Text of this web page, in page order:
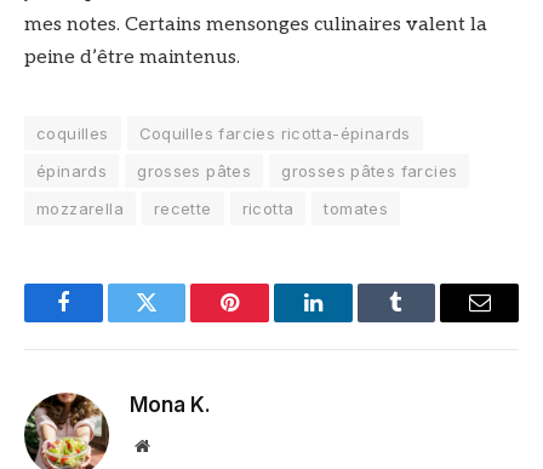
mes notes. Certains mensonges culinaires valent la
peine d’être maintenus.
coquilles
Coquilles farcies ricotta-épinards
épinards
grosses pâtes
grosses pâtes farcies
mozzarella
recette ricotta tomates
FacebookTwitter Pinterest LinkedInTumblr Email
Mona K.
Site